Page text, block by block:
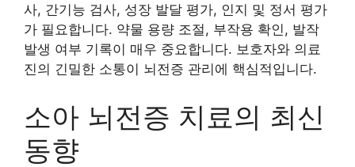
사, 간기능 검사, 성장 발달 평가, 인지 및 정서 평가
가 필요합니다. 약물 용량 조절, 부작용 확인, 발작
발생 여부 기록이 매우 중요합니다. 보호자와 의료
진의 긴밀한 소통이 뇌전증 관리에 핵심적입니다.
소아 뇌전증 치료의 최신
동향